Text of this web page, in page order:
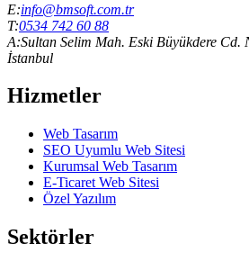
E:info@bmsoft.com.tr
T:0534 742 60 88
A:Sultan Selim Mah. Eski Büyükdere Cd.
İstanbul
Hizmetler
Web Tasarım
SEO Uyumlu Web Sitesi
Kurumsal Web Tasarım
E-Ticaret Web Sitesi
Özel Yazılım
Sektörler